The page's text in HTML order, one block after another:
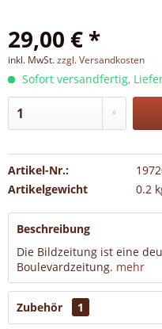
29,00 € *
inkl. MwSt.zzgl. Versandkosten
Sofort versandfertig,
Artikel-Nr.:
Artikelgewicht
0.2
Beschreibung
Die Bildzeitung ist eine
Boulevardzeitung. mehr
Zubehör 1